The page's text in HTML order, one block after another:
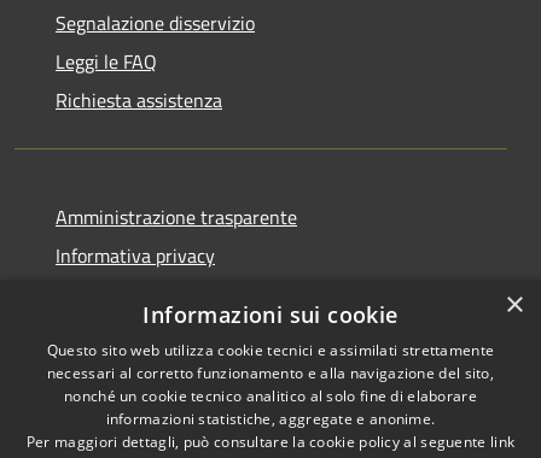
Segnalazione disservizio
Leggi le FAQ
Richiesta assistenza
Amministrazione trasparente
Informativa privacy
Dichiarazione di accessibilità
×
Informazioni sui cookie
Questo sito web utilizza cookie tecnici e assimilati strettamente
necessari al corretto funzionamento e alla navigazione del sito,
nonché un cookie tecnico analitico al solo fine di elaborare
informazioni statistiche, aggregate e anonime.
Per maggiori dettagli, può consultare la cookie policy al seguente link